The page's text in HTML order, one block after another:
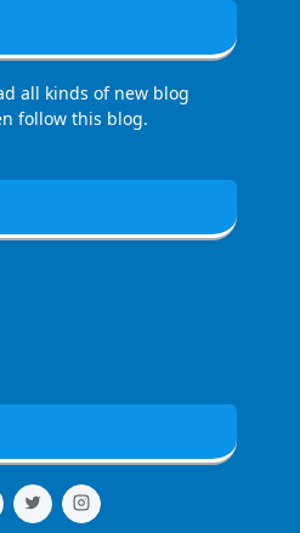
all kinds of new blog
follow this blog.